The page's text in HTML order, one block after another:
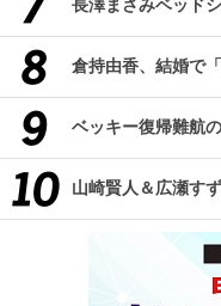
長澤まさみベッド
倉持由香、結婚で
ベッキー復帰難航
山崎賢人＆広瀬す